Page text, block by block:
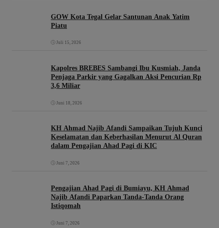
GOW Kota Tegal Gelar Santunan Anak Yatim
Piatu
Juli 15, 2026
Kapolres BREBES Sambangi Ibu Kusmiah, Janda
Penjaga Parkir yang Gagalkan Aksi Pencurian Rp
3,6 Miliar
Juni 18, 2026
KH Ahmad Najib Afandi Sampaikan Tujuh Kunci
Keselamatan dan Keberhasilan Menurut Al Quran
dalam Pengajian Ahad Pagi di KIC
Juni 7, 2026
Pengajian Ahad Pagi di Bumiayu, KH Ahmad
Najib Afandi Paparkan Tanda-Tanda Orang
Istiqomah
Juni 7, 2026